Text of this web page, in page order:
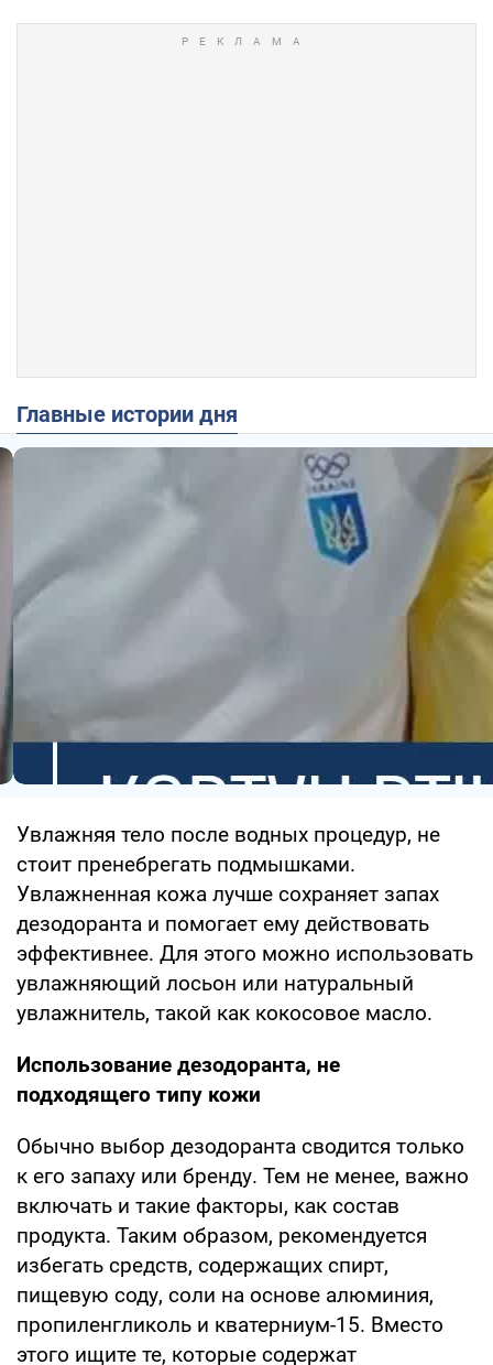
Главные истории дня
Увлажняя тело после водных процедур, не
стоит пренебрегать подмышками.
Увлажненная кожа лучше сохраняет запах
дезодоранта и помогает ему действовать
эффективнее. Для этого можно использовать
увлажняющий лосьон или натуральный
увлажнитель, такой как кокосовое масло.
Использование дезодоранта, не
подходящего типу кожи
Обычно выбор дезодоранта сводится только
к его запаху или бренду. Тем не менее, важно
включать и такие факторы, как состав
продукта. Таким образом, рекомендуется
избегать средств, содержащих спирт,
пищевую соду, соли на основе алюминия,
пропиленгликоль и кватерниум-15. Вместо
этого ищите те, которые содержат